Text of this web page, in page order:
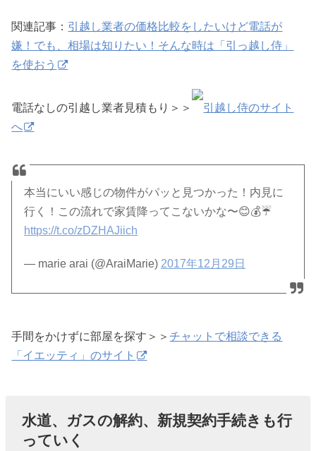
関連記事： 引越し業者の価格比較をしたいけど電話が
嫌！でも、相場は知りたい！そんな時は「引っ越し侍」
を使おう
電話なしの引越し業者見積もり＞＞
引越し侍のサイト
へ
本当にいい感じの物件がパッと見つかった！内見に
行く！この流れで家賃降ってこないかな〜😊💰☔️
https://t.co/zDZHAJiich
— marie arai (@AraiMarie) 2017年12月29日
手間をかけずに部屋を探す＞＞ チャットで相談できる
「イエッティ」のサイト
水道、ガスの解約、新規契約手続きも行
っていく